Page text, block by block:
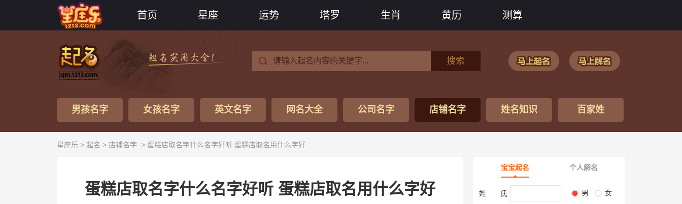
首页 星座 运势 塔罗 生肖 黄历 测算
搜索
男孩名字 女孩名字 英文名字 网名大全 公司名字 店铺名字 姓名知识 百家姓
星座乐 > 起名 > 店铺名字 > 蛋糕店取名字什么名字好听 蛋糕店取名用什么字好
蛋糕店取名字什么名字好听 蛋糕店取名用什么字好
宝宝起名 个人解名
姓 氏 男 女